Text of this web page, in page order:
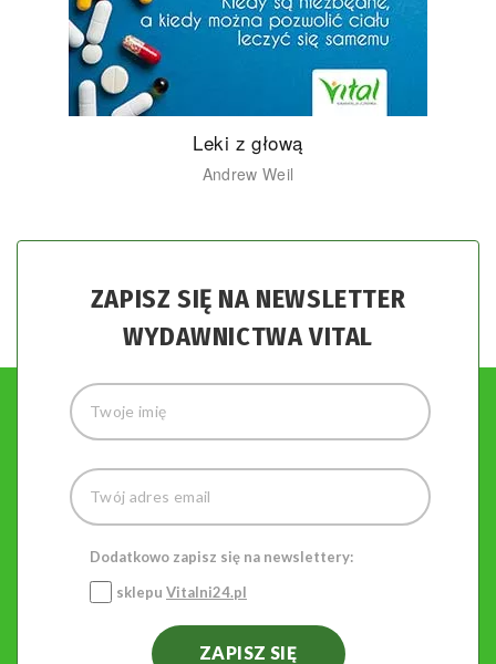
Leki z głową
Andrew Weil
ZAPISZ SIĘ NA NEWSLETTER
WYDAWNICTWA VITAL
Dodatkowo zapisz się na newslettery:
sklepu Vitalni24.pl
ZAPISZ SIĘ